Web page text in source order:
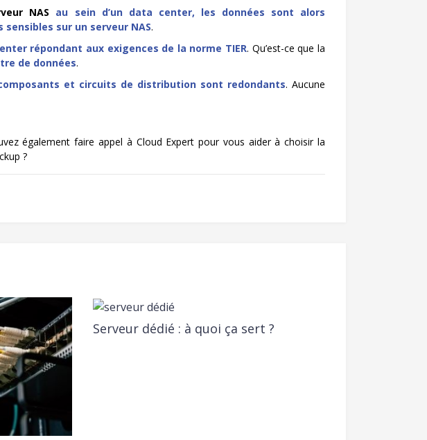
NAS au sein d’un data center, les données sont alors
sur un serveur NAS.
répondant aux exigences de la norme TIER. Qu’est-ce que la
de données.
et circuits de distribution sont redondants. Aucune
également faire appel à Cloud Expert pour vous aider à choisir la
?
Serveur dédié : à quoi ça sert ?